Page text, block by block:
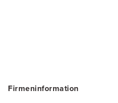
Firmeninformation